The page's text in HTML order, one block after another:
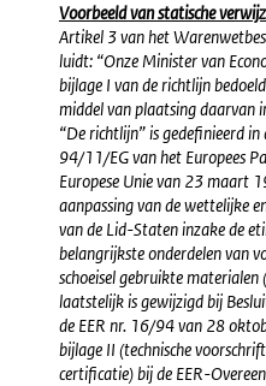
Voorbeeld van statische
Artikel 3 van het
luidt: “Onze Minister van
bijlage I van de richtlijn
middel van plaatsing daarvan
“De richtlijn” is gedefinieerd
94/11/EG van het Europees
Europese Unie van 23 maart
aanpassing van de wettelijke
van de Lid-Staten inzake de
belangrijkste onderdelen van
schoeisel gebruikte materialen
laatstelijk is gewijzigd bij
de EER nr. 16/94 van 28
bijlage II (technische
certificatie) bij de EER-